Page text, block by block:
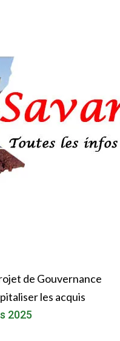
de Gouvernance
les acquis
2025